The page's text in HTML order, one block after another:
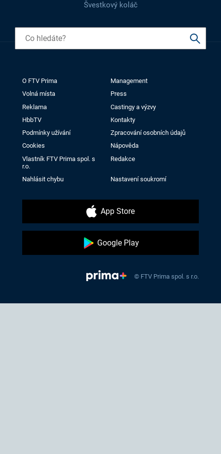
Švestkový koláč
O FTV Prima
Management
Volná místa
Press
Reklama
Castingy a výzvy
HbbTV
Kontakty
Podmínky užívání
Zpracování osobních údajů
Cookies
Nápověda
Vlastník FTV Prima spol. s
r.o.
Redakce
Nahlásit chybu Nastavení soukromí
App Store
Google Play
© FTV Prima spol. s r.o.